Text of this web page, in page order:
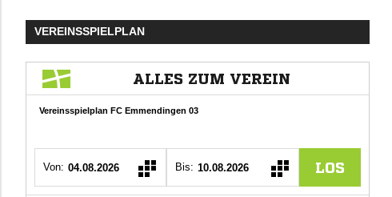
VEREINSSPIELPLAN